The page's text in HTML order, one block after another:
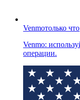
Venmoтолько что
Venmo:
операции.